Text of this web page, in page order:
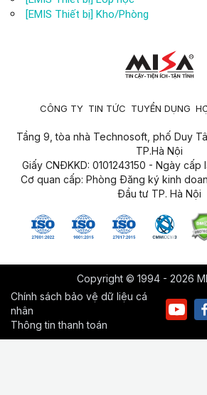
[EMIS Thiết bị] Kho/Phòng
CÔNG TY TIN TỨC TUYỂN DỤNG
Tầng 9, tòa nhà Technosoft, phố Duy
TP.Hà Nội
Giấy CNĐKKD: 0101243150 - Ngày
Cơ quan cấp: Phòng Đăng ký kinh
Đầu tư TP. Hà Nội
Copyright © 1994 - 2026
Chính sách bảo vệ dữ liệu cá
nhân
Thông tin thanh toán